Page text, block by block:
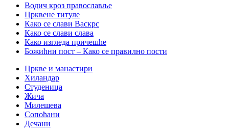
Водич кроз православље
Црквене титуле
Како се слави Васкрс
Како се слави слава
Како изгледа причешће
Божићни пост – Како се правилно пости
Цркве и манастири
Хиландар
Студеница
Жича
Милешева
Сопоћани
Дечани